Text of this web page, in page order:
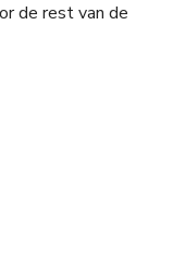
de rest van de